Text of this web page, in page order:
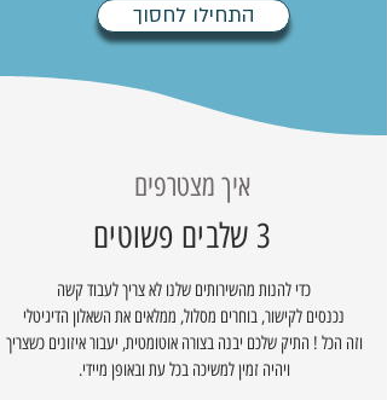
התחילו לחסוך
איך מצטרפים
3 שלבים פשוטים
כדי להנות מהשירותים שלנו לא צריך לעבוד קשה
נכנסים לקישור, בוחרים מסלול, ממלאים את השאלון הדיגיטלי
וזה הכל ! התיק שלכם יבנה בצורה אוטומטית, יעבור איזונים כשצריך
ויהיה זמין למשיכה בכל עת ובאופן מיידי.